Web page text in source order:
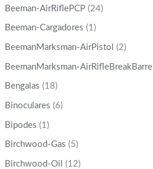
Beeman-AirRiflePCP (24)
Beeman-Cargadores (1)
BeemanMarksman-AirPistol (2)
BeemanMarksman-AirRifleBreakBarrel
Bengalas (18)
Binoculares (6)
Bipodes (1)
Birchwood-Gas (5)
Birchwood-Oil (12)